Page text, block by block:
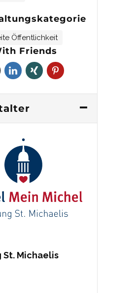
Öffentlichkeit
Friends
Michaelis